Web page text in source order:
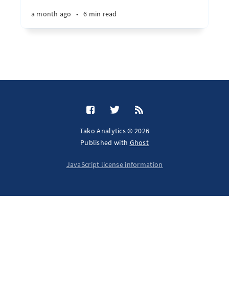
a month ago • 6 min read
Tako Analytics © 2026
Published with Ghost
JavaScript license information